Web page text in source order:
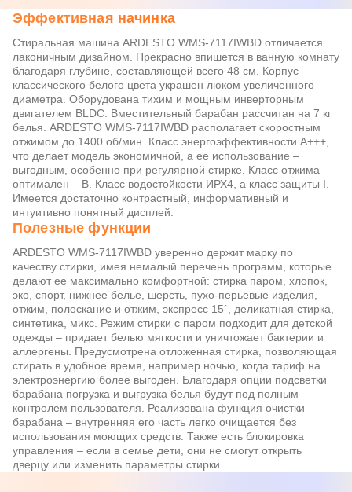
Эффективная начинка
Стиральная машина ARDESTO WMS-7117IWBD отличается
лаконичным дизайном. Прекрасно впишется в ванную комнату
благодаря глубине, составляющей всего 48 см. Корпус
классического белого цвета украшен люком увеличенного
диаметра. Оборудована тихим и мощным инверторным
двигателем BLDC. Вместительный барабан рассчитан на 7 кг
белья. ARDESTO WMS-7117IWBD располагает скоростным
отжимом до 1400 об/мин. Класс энергоэффективности А+++,
что делает модель экономичной, а ее использование –
выгодным, особенно при регулярной стирке. Класс отжима
оптимален – B. Класс водостойкости ИРХ4, а класс защиты I.
Имеется достаточно контрастный, информативный и
интуитивно понятный дисплей.
Полезные функции
ARDESTO WMS-7117IWBD уверенно держит марку по
качеству стирки, имея немалый перечень программ, которые
делают ее максимально комфортной: стирка паром, хлопок,
эко, спорт, нижнее белье, шерсть, пухо-перьевые изделия,
отжим, полоскание и отжим, экспресс 15´, деликатная стирка,
синтетика, микс. Режим стирки с паром подходит для детской
одежды – придает белью мягкости и уничтожает бактерии и
аллергены. Предусмотрена отложенная стирка, позволяющая
стирать в удобное время, например ночью, когда тариф на
электроэнергию более выгоден. Благодаря опции подсветки
барабана погрузка и выгрузка белья будут под полным
контролем пользователя. Реализована функция очистки
барабана – внутренняя его часть легко очищается без
использования моющих средств. Также есть блокировка
управления – если в семье дети, они не смогут открыть
дверцу или изменить параметры стирки.